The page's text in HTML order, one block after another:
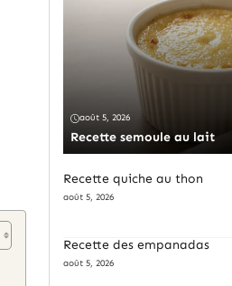
août 5, 2026
Recette semoule au lait
Recette quiche au thon
août 5, 2026
Recette des empanadas
août 5, 2026